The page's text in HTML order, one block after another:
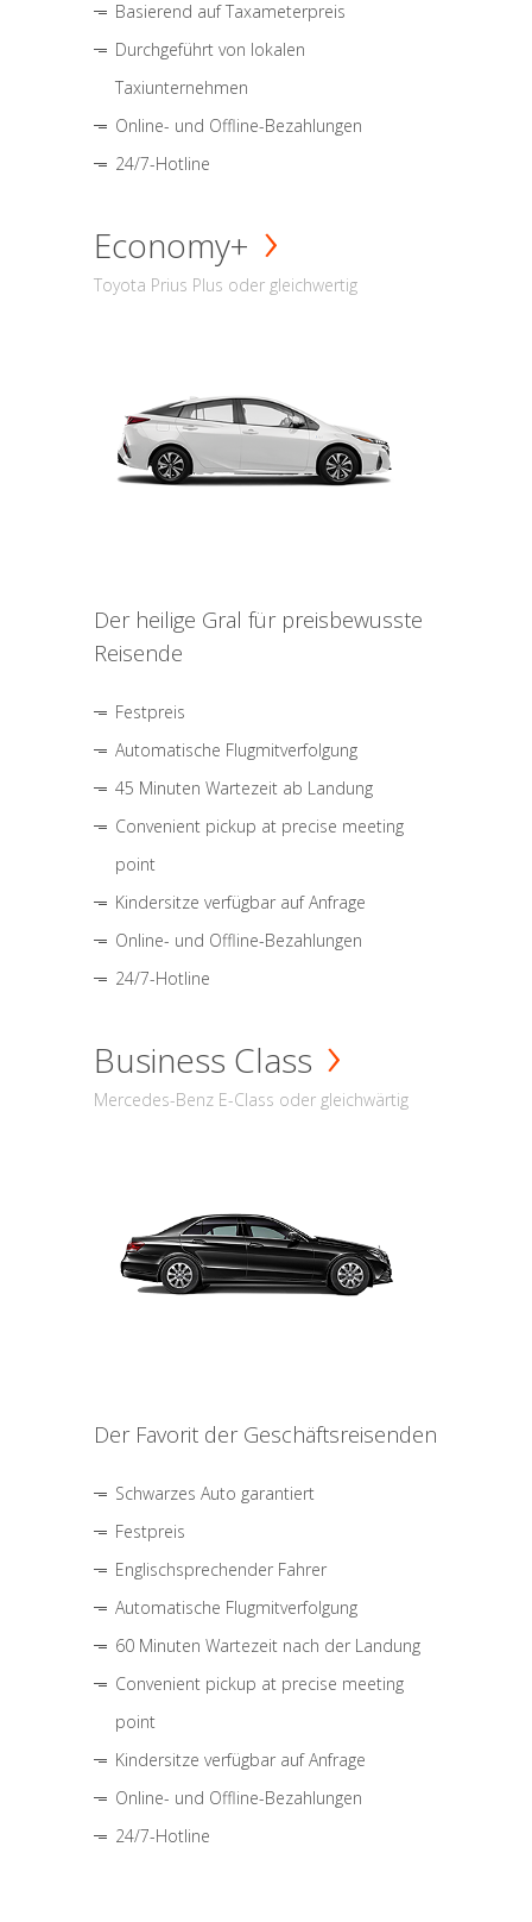
Basierend auf Taxameterpreis
Durchgeführt von lokalen
Taxiunternehmen
Online- und Offline-Bezahlungen
24/7-Hotline
Economy+
Toyota Prius Plus oder gleichwertig
Der heilige Gral für preisbewusste
Reisende
Festpreis
Automatische Flugmitverfolgung
45 Minuten Wartezeit ab Landung
Convenient pickup at precise meeting
point
Kindersitze verfügbar auf Anfrage
Online- und Offline-Bezahlungen
24/7-Hotline
Business Class
Mercedes-Benz E-Class oder gleichwärtig
Der Favorit der Geschäftsreisenden
Schwarzes Auto garantiert
Festpreis
Englischsprechender Fahrer
Automatische Flugmitverfolgung
60 Minuten Wartezeit nach der Landung
Convenient pickup at precise meeting
point
Kindersitze verfügbar auf Anfrage
Online- und Offline-Bezahlungen
24/7-Hotline